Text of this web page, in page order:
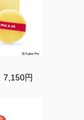
7,150円